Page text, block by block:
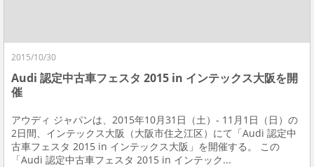
2015/10/30
Audi 認定中古車フェスタ 2015 in インテックス大阪を開
催
アウディ ジャパンは、2015年10月31日（土）- 11月1日（日）の
2日間、インテックス大阪（大阪市住之江区）にて「Audi 認定中
古車フェスタ 2015 in インテックス大阪」を開催する。 この
「Audi 認定中古車フェスタ 2015 in インテック...